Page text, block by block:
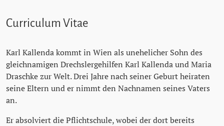
Curriculum Vitae
Karl Kallenda kommt in Wien als unehelicher Sohn des
gleichnamigen Drechslergehilfen Karl Kallenda und Maria
Draschke zur Welt. Drei Jahre nach seiner Geburt heiraten
seine Eltern und er nimmt den Nachnamen seines Vaters
an.
Er absolviert die Pflichtschule, wobei der dort bereits